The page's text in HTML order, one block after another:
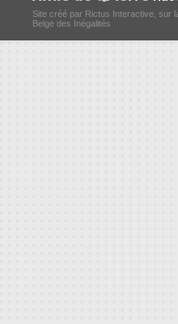
Site créé par Rictus Interactive, sur
Belge des Inégalités